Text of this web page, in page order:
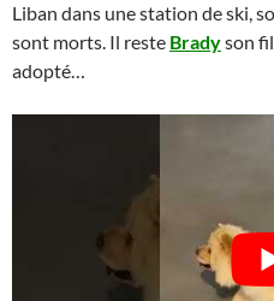
Liban dans une station de ski,
sont morts. Il reste Bradyson
adopté…